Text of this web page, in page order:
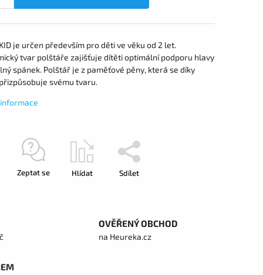
je určen především pro děti ve věku od 2 let.
tvar polštáře zajišťuje dítěti optimální podporu hlavy
spánek. Polštář je z paměťové pěny, která se díky
svému tvaru.
Zeptat se Hlídat Sdílet
OVĚŘENÝ OBCHOD
na Heureka.cz